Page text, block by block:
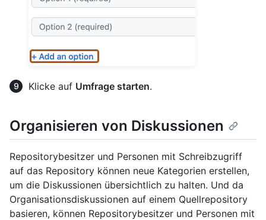
Klicke auf Umfrage starten.
Organisieren von Diskussionen
Repositorybesitzer und Personen mit Schreibzugriff
auf das Repository können neue Kategorien erstellen,
um die Diskussionen übersichtlich zu halten. Und da
Organisationsdiskussionen auf einem Quellrepository
basieren, können Repositorybesitzer und Personen mit